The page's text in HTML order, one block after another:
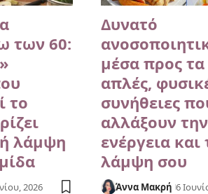
των 60:
το
λάμψη
2026
Δυνατό
μέσα προς
απλές,
συνήθειες
αλλάξουν την
ενέργεια και
λάμψη σου
Άννα Μακρή 6